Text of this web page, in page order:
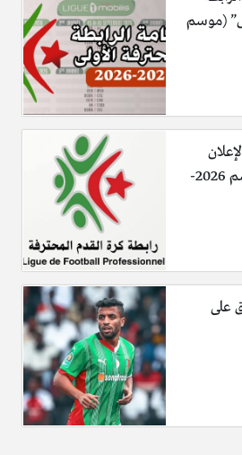
(موسم
الرسمي عن رزنامة موسم 2026-
على